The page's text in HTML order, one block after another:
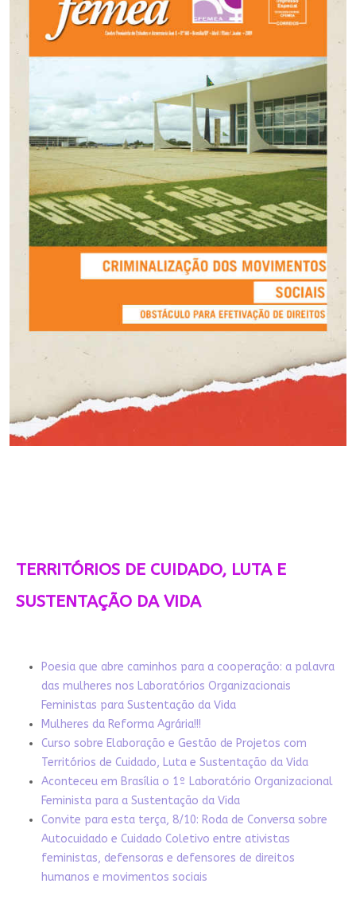
TERRITÓRIOS DE CUIDADO, LUTA E
SUSTENTAÇÃO DA VIDA
Poesia que abre caminhos para a cooperação: a palavra
das mulheres nos Laboratórios Organizacionais
Feministas para Sustentação da Vida
Mulheres da Reforma Agrária!!!
Curso sobre Elaboração e Gestão de Projetos com
Territórios de Cuidado, Luta e Sustentação da Vida
Aconteceu em Brasília o 1º Laboratório Organizacional
Feminista para a Sustentação da Vida
Convite para esta terça, 8/10: Roda de Conversa sobre
Autocuidado e Cuidado Coletivo entre ativistas
feministas, defensoras e defensores de direitos
humanos e movimentos sociais